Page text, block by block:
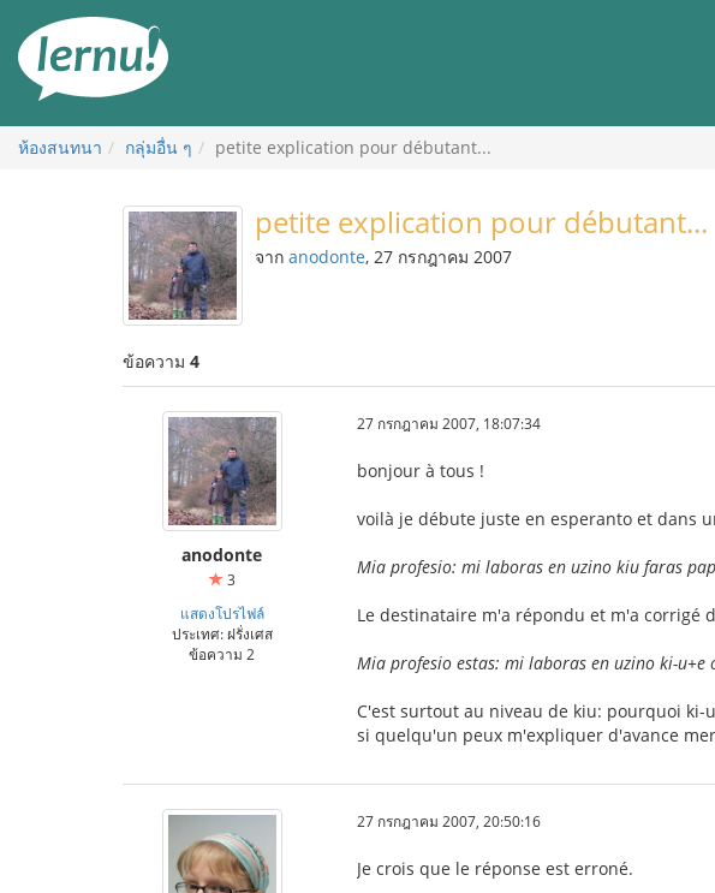
สารบัญ
ห้องสนทนา กลุ่มอื่น ๆ petite explication pour débutant...
petite explication pour débutant...
จาก anodonte, 27 กรกฎาคม 2007
ข้อความ 4
anodonte
3
แสดงโปรไฟล์
ประเทศ: ฝรั่งเศส
ข้อความ 2
27 กรกฎาคม 2007, 18:07:34
bonjour à tous !
voilà je débute juste en esperanto et dans
Mia profesio: mi laboras en uzino kiu faras
Le destinataire m'a répondu et m'a corrigé
Mia profesio estas: mi laboras en uzino ki-u+e
C'est surtout au niveau de kiu: pourquoi ki-
si quelqu'un peux m'expliquer d'avance
27 กรกฎาคม 2007, 20:50:16
Je crois que le réponse est erroné.